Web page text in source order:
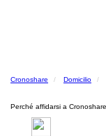
Cronoshare Domicilio
Perché affidarsi a